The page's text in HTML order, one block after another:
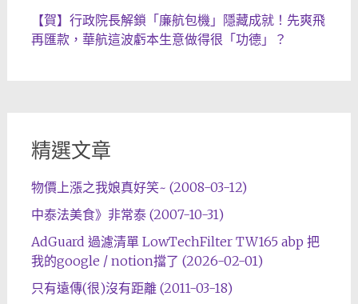
【賀】行政院長解鎖「廉航包機」隱藏成就！先爽飛
再匯款，華航這波虧本生意做得很「功德」？
精選文章
物價上漲之我娘真好笑~ (2008-03-12)
中泰法美食》非常泰 (2007-10-31)
AdGuard 過濾清單 LowTechFilter TW165 abp 把
我的google / notion擋了 (2026-02-01)
只有遠傳(很)沒有距離 (2011-03-18)